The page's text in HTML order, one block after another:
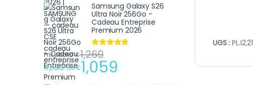
UGS :PL.I2.21
Samsung Galaxy S26
Ultra Noir 256Go -
Cadeau Entreprise
Premium 2026
Note
sur 5
Prix public €1,269
A partir de €1,059